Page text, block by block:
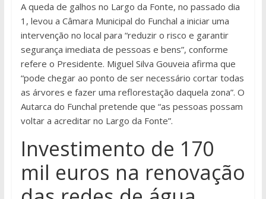
A queda de galhos no Largo da Fonte, no passado dia
1, levou a Câmara Municipal do Funchal a iniciar uma
intervenção no local para “reduzir o risco e garantir
segurança imediata de pessoas e bens”, conforme
refere o Presidente. Miguel Silva Gouveia afirma que
“pode chegar ao ponto de ser necessário cortar todas
as árvores e fazer uma reflorestação daquela zona”. O
Autarca do Funchal pretende que “as pessoas possam
voltar a acreditar no Largo da Fonte”.
Investimento de 170
mil euros na renovação